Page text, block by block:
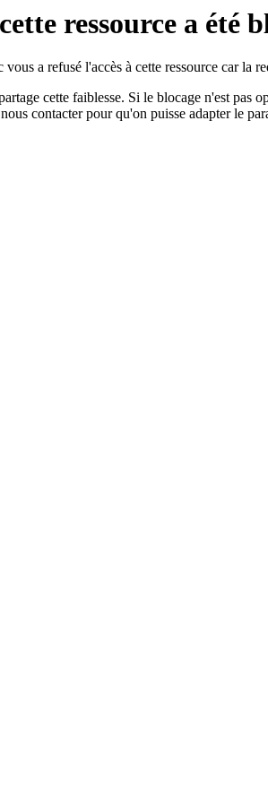
ressource a été
a refusé l'accès à cette ressource car la
cette faiblesse. Si le blocage n'est pas
contacter pour qu'on puisse adapter le